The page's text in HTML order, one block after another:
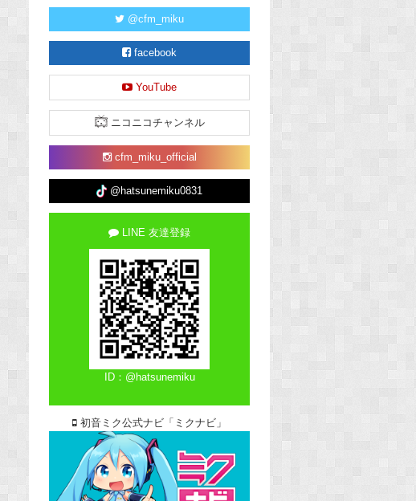
@cfm_miku
facebook
YouTube
ニコニコチャンネル
cfm_miku_official
@hatsunemiku0831
LINE 友達登録
ID：@hatsunemiku
初音ミク公式ナビ「ミクナビ」